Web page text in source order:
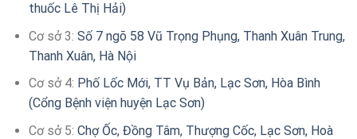
thuốc Lê Thị Hải)
Cơ sở 3: Số 7 ngõ 58 Vũ Trọng Phụng, Thanh Xuân Trung,
Thanh Xuân, Hà Nội
Cơ sở 4: Phố Lốc Mới, TT Vụ Bản, Lạc Sơn, Hòa Bình
(Cổng Bệnh viện huyện Lạc Sơn)
Cơ sở 5: Chợ Ốc, Đồng Tâm, Thượng Cốc, Lạc Sơn, Hoà